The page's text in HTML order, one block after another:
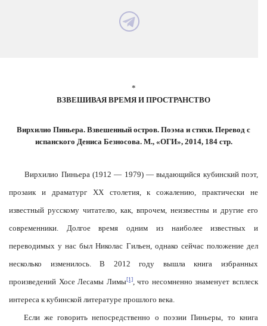
*
ВЗВЕШИВАЯ ВРЕМЯ И ПРОСТРАНСТВО
Вирхилио Пиньера. Взвешенный остров. Поэма и стихи. Перевод с
испанского Дениса Безносова. М., «ОГИ», 2014, 184 стр.
Вирхилио Пиньера (1912 — 1979) — выдающийся кубинский поэт,
прозаик и драматург ХХ столетия, к сожалению, практически не
известный русскому читателю, как, впрочем, неизвестны и другие его
современники. Долгое время одним из наиболее известных и
переводимых у нас был Николас Гильен, однако сейчас положение дел
несколько изменилось. В 2012 году вышла книга избранных
произведений Хосе Лесамы Лимы[1], что несомненно знаменует всплеск
интереса к кубинской литературе прошлого века.
Если же говорить непосредственно о поэзии Пиньеры, то книга